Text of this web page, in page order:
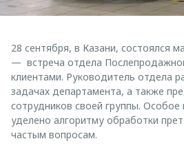
28 сентября, в Казани, состоялся
— встреча отдела
клиентами. Руководитель отдела
задачах департамента, а также
сотрудников своей группы.
уделено алгоритму обработки
частым вопросам.